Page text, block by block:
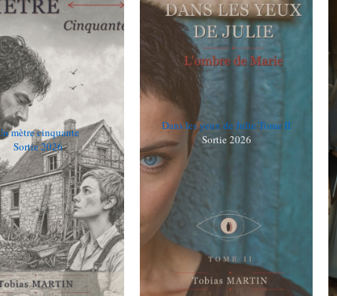
mètre cinquante
Sortie 2026
Dans les yeux de Julie Tome II
Sortie 2026